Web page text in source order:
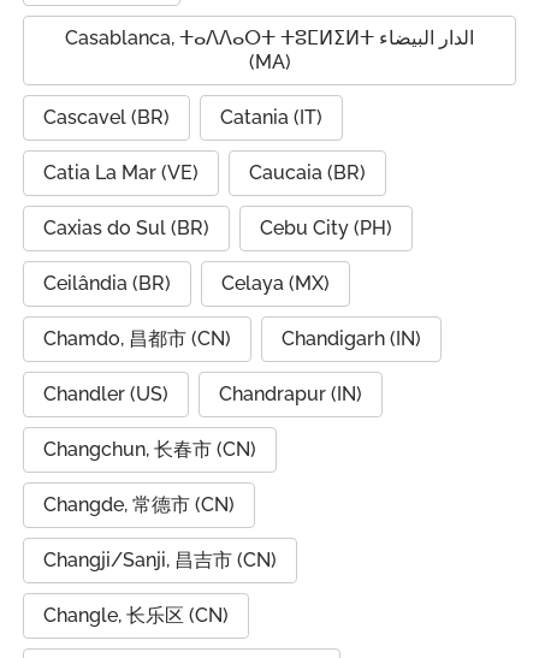
Casablanca, ⵜⴰⴷⴷⴰⵔⵜ ⵜⵓⵎⵍⵉⵍⵜ الدار البيضاء
(MA)
Cascavel (BR) Catania (IT)
Catia La Mar (VE) Caucaia (BR)
Caxias do Sul (BR) Cebu City (PH)
Ceilândia (BR) Celaya (MX)
Chamdo, 昌都市 (CN) Chandigarh (IN)
Chandler (US) Chandrapur (IN)
Changchun, 长春市 (CN)
Changde, 常德市 (CN)
Changji/Sanji, 昌吉市 (CN)
Changle, 长乐区 (CN)